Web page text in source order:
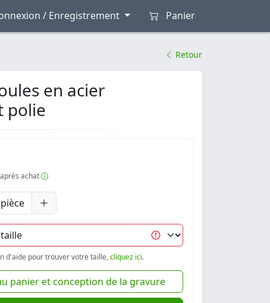
/ Enregistrement Panier
Retour
en acier
polie
achat
pièce
d'aide pour trouver votre taille,cliquez ici.
panier et conception de la gravure